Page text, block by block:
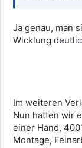
Ja genau, man
Wicklung
Im weiteren
Nun hatten wir
einer Hand,
Montage,